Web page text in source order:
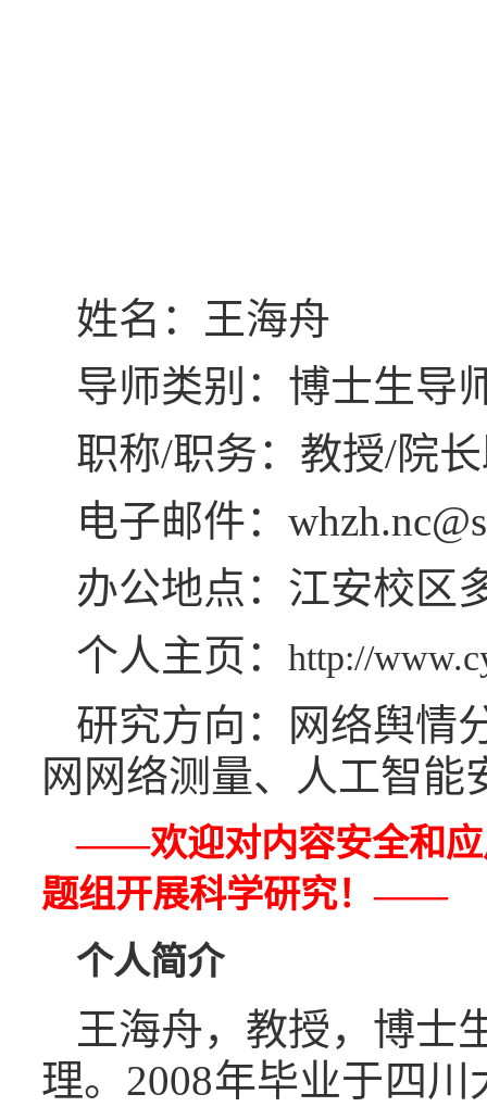
姓名：王海舟
导师类别：博士生导
职称/职务：教授/院
电子邮件：
办公地点：江安校区
个人主页： http://
研究方向：网络舆情
网网络测量、人工智能
——欢迎对内容安全和应
题组开展科学研究！——
个人简介
王海舟，教授，博士
理。2008年毕业于四